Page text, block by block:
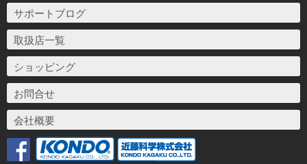
サポートブログ
取扱店一覧
ショッピング
お問合せ
会社概要